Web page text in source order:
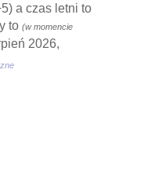
a czas letni to
to (w momencie
2026,